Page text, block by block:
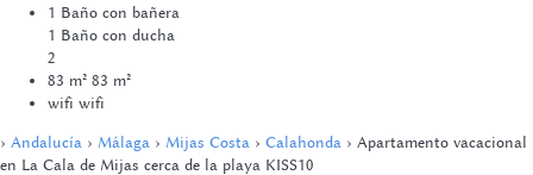
1 Baño con bañera
1 Baño con ducha
2
83 m² 83 m²
wifi wifi
› Andalucía › Málaga › Mijas Costa › Calahonda › Apartamento vacacional
en La Cala de Mijas cerca de la playa KISS10